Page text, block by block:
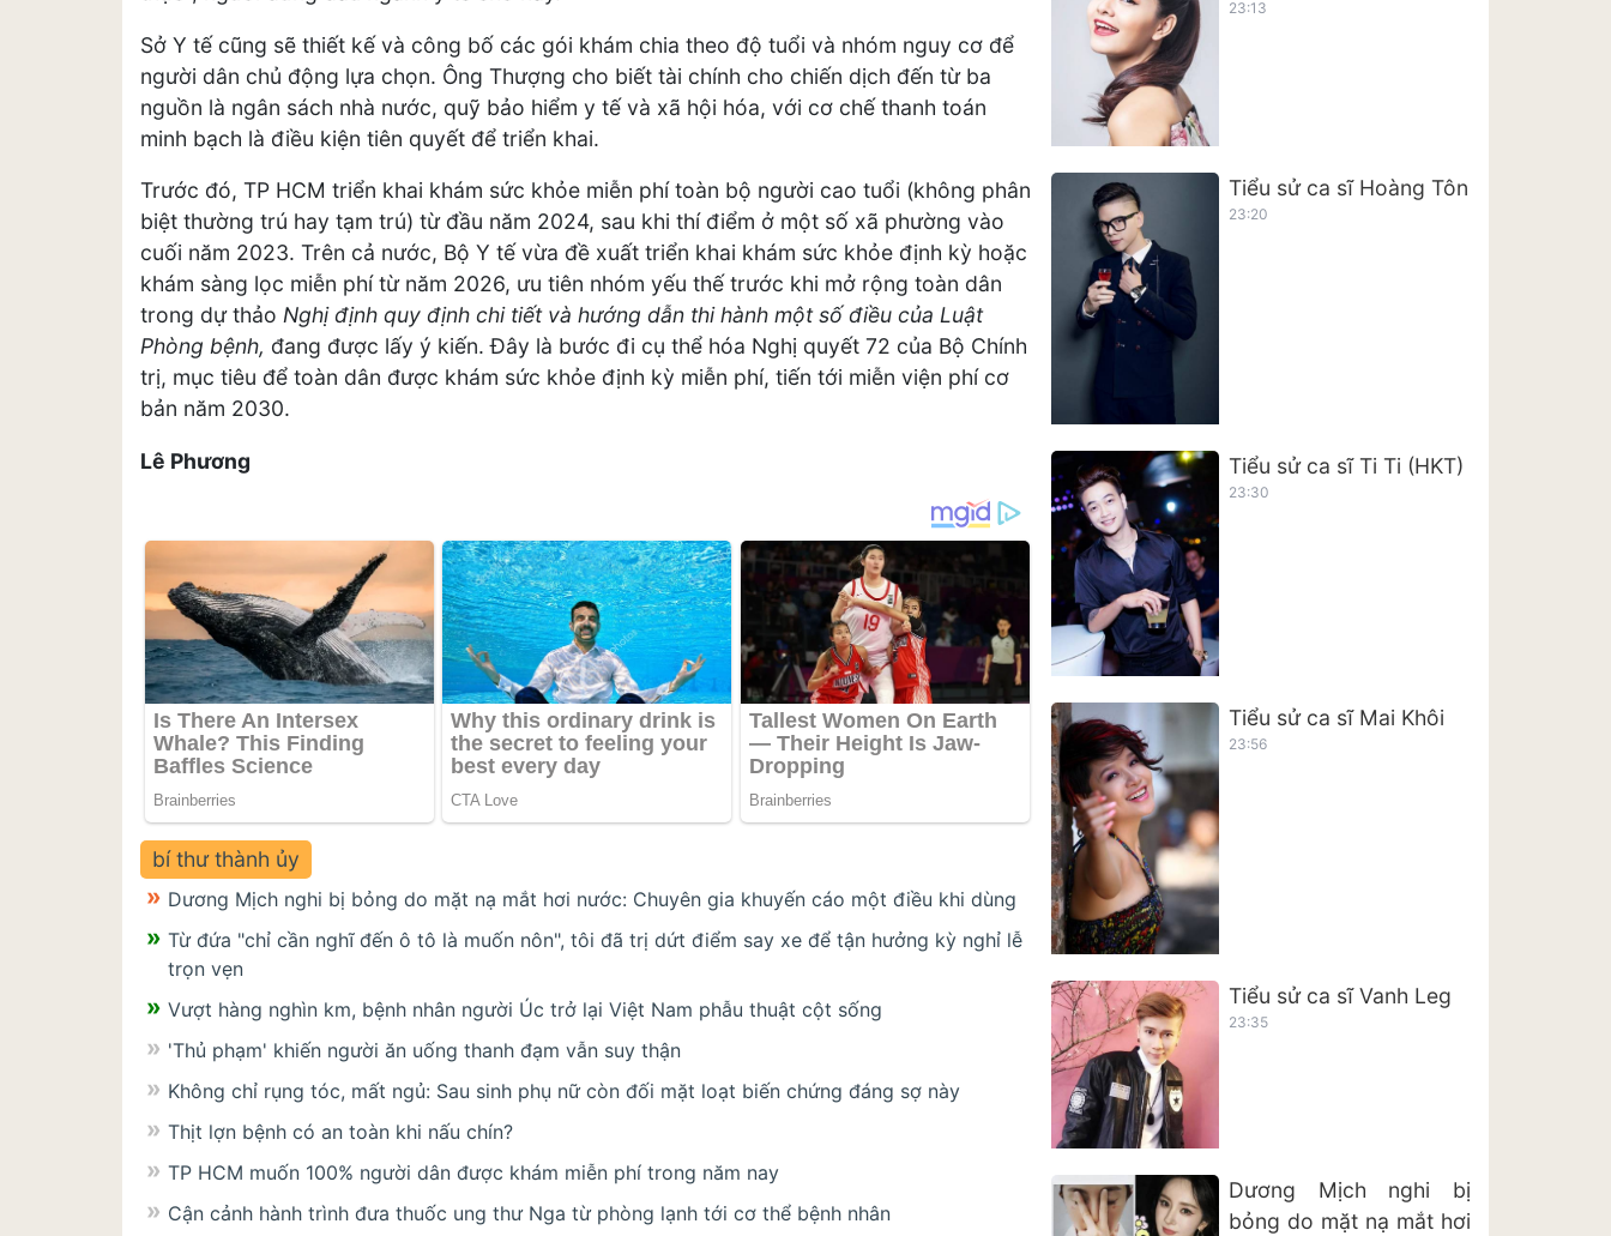
Sở Y tế cũng sẽ thiết kế và công bố các gói khám chia theo độ tuổi và nhóm nguy cơ để
người dân chủ động lựa chọn. Ông Thượng cho biết tài chính cho chiến dịch đến từ ba
nguồn là ngân sách nhà nước, quỹ bảo hiểm y tế và xã hội hóa, với cơ chế thanh toán
minh bạch là điều kiện tiên quyết để triển khai.
Trước đó, TP HCM triển khai khám sức khỏe miễn phí toàn bộ người cao tuổi (không phân
biệt thường trú hay tạm trú) từ đầu năm 2024, sau khi thí điểm ở một số xã phường vào
cuối năm 2023. Trên cả nước, Bộ Y tế vừa đề xuất triển khai khám sức khỏe định kỳ hoặc
khám sàng lọc miễn phí từ năm 2026, ưu tiên nhóm yếu thế trước khi mở rộng toàn dân
trong dự thảo Nghị định quy định chi tiết và hướng dẫn thi hành một số điều của Luật
Phòng bệnh, đang được lấy ý kiến. Đây là bước đi cụ thể hóa Nghị quyết 72 của Bộ Chính
trị, mục tiêu để toàn dân được khám sức khỏe định kỳ miễn phí, tiến tới miễn viện phí cơ
bản năm 2030.
Lê Phương
bí thư thành ủy
Dương Mịch nghi bị bỏng do mặt nạ mắt hơi nước: Chuyên gia khuyến cáo một điều khi dùng
Từ đứa "chỉ cần nghĩ đến ô tô là muốn nôn", tôi đã trị dứt điểm say xe để tận hưởng kỳ nghỉ lễ
trọn vẹn
Vượt hàng nghìn km, bệnh nhân người Úc trở lại Việt Nam phẫu thuật cột sống
'Thủ phạm' khiến người ăn uống thanh đạm vẫn suy thận
Không chỉ rụng tóc, mất ngủ: Sau sinh phụ nữ còn đối mặt loạt biến chứng đáng sợ này
Thịt lợn bệnh có an toàn khi nấu chín?
TP HCM muốn 100% người dân được khám miễn phí trong năm nay
Cận cảnh hành trình đưa thuốc ung thư Nga từ phòng lạnh tới cơ thể bệnh nhân
23:13
Tiểu sử ca sĩ Hoàng Tôn
23:20
Tiểu sử ca sĩ Ti Ti (HKT)
23:30
Tiểu sử ca sĩ Mai Khôi
23:56
Tiểu sử ca sĩ Vanh Leg
23:35
Dương Mịch nghi bị
bỏng do mặt nạ mắt hơi